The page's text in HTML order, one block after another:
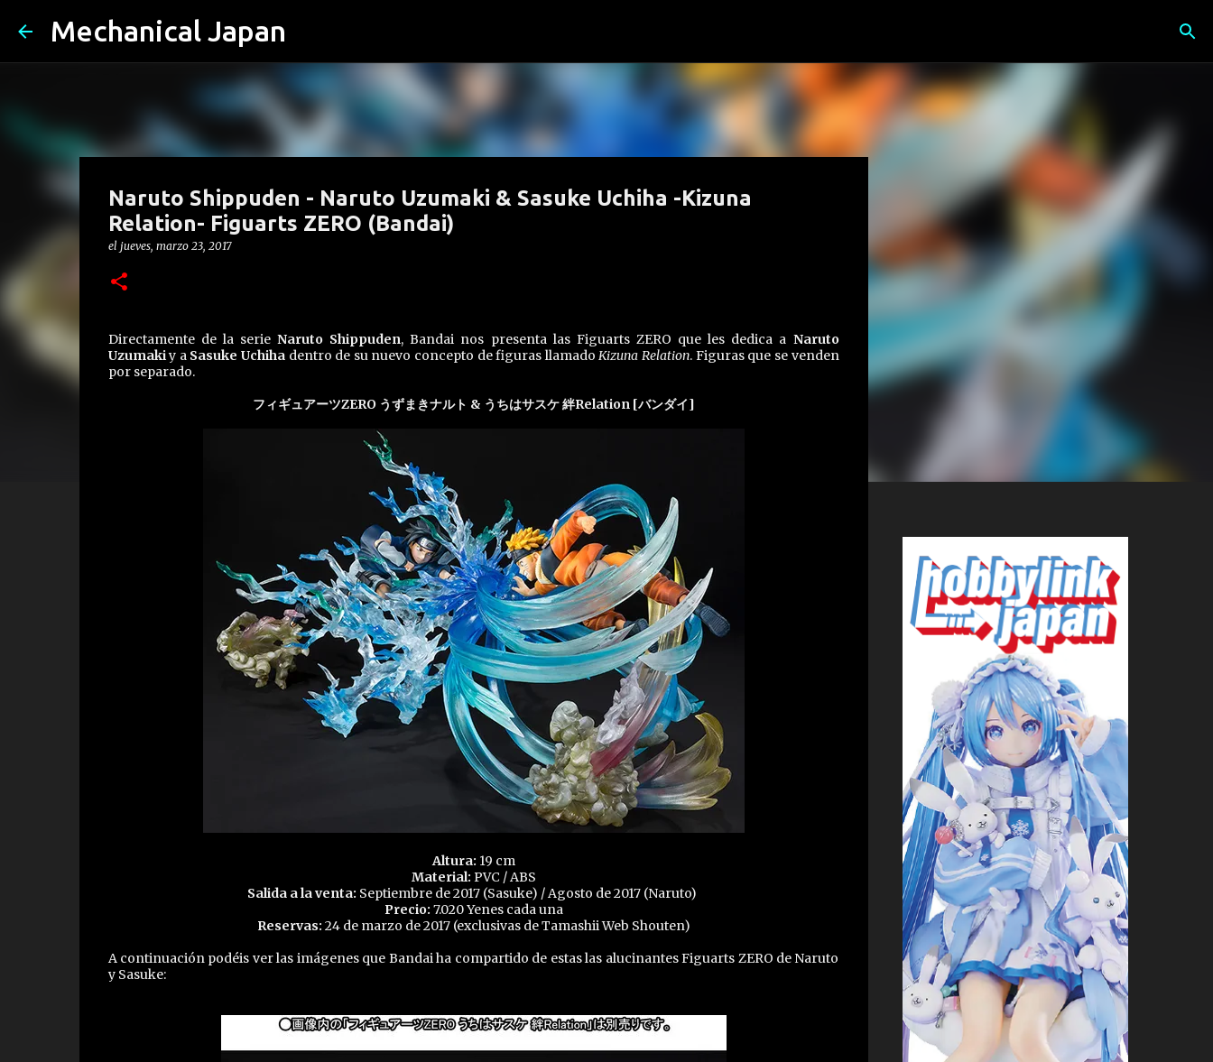
Mechanical Japan
Naruto Shippuden - Naruto Uzumaki & Sasuke Uchiha -Kizuna
Relation- Figuarts ZERO (Bandai)
el jueves, marzo 23, 2017
Directamente de la serie Naruto Shippuden, Bandai nos presenta las Figuarts ZERO que les dedica a Naruto
Uzumakiy a Sasuke Uchihadentro de su nuevo concepto de figuras llamadoKizuna Relation. Figuras que se venden
por separado.
フィギュアーツZERO うずまきナルト & うちはサスケ 絆Relation [バンダイ]
Altura: 19 cm
Material: PVC / ABS
Salida a la venta: Septiembre de 2017 (Sasuke) / Agosto de 2017 (Naruto)
Precio: 7.020 Yenes cada una
Reservas: 24 de marzo de 2017 (exclusivas de Tamashii Web Shouten)
A continuación podéis ver las imágenes que Bandai ha compartido de estas las alucinantes Figuarts ZERO de Naruto
y Sasuke: